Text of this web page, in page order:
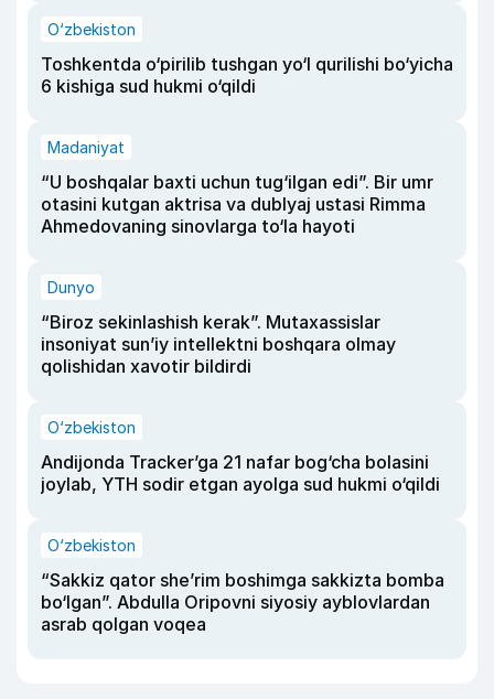
O‘zbekiston
Toshkentda o‘pirilib tushgan yo‘l qurilishi bo‘yicha
6 kishiga sud hukmi o‘qildi
Madaniyat
“U boshqalar baxti uchun tug‘ilgan edi”. Bir umr
otasini kutgan aktrisa va dublyaj ustasi Rimma
Ahmedovaning sinovlarga to‘la hayoti
Dunyo
“Biroz sekinlashish kerak”. Mutaxassislar
insoniyat sun’iy intellektni boshqara olmay
qolishidan xavotir bildirdi
O‘zbekiston
Andijonda Tracker’ga 21 nafar bog‘cha bolasini
joylab, YTH sodir etgan ayolga sud hukmi o‘qildi
O‘zbekiston
“Sakkiz qator she’rim boshimga sakkizta bomba
bo‘lgan”. Abdulla Oripovni siyosiy ayblovlardan
asrab qolgan voqea